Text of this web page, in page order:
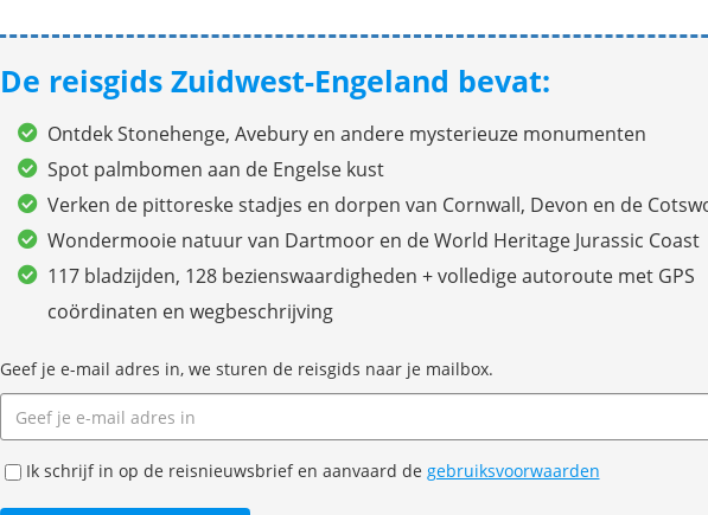
De reisgids Zuidwest-Engeland bevat:
Ontdek Stonehenge, Avebury en andere mysterieuze monumenten
Spot palmbomen aan de Engelse kust
Verken de pittoreske stadjes en dorpen van Cornwall, Devon en de
Wondermooie natuur van Dartmoor en de World Heritage Jurassic Coast
117 bladzijden, 128 bezienswaardigheden + volledige autoroute met GPS
coördinaten en wegbeschrijving
Geef je e-mail adres in, we sturen de reisgids naar je mailbox.
Ik schrijf in op de reisnieuwsbrief en aanvaard de gebruiksvoorwaarden